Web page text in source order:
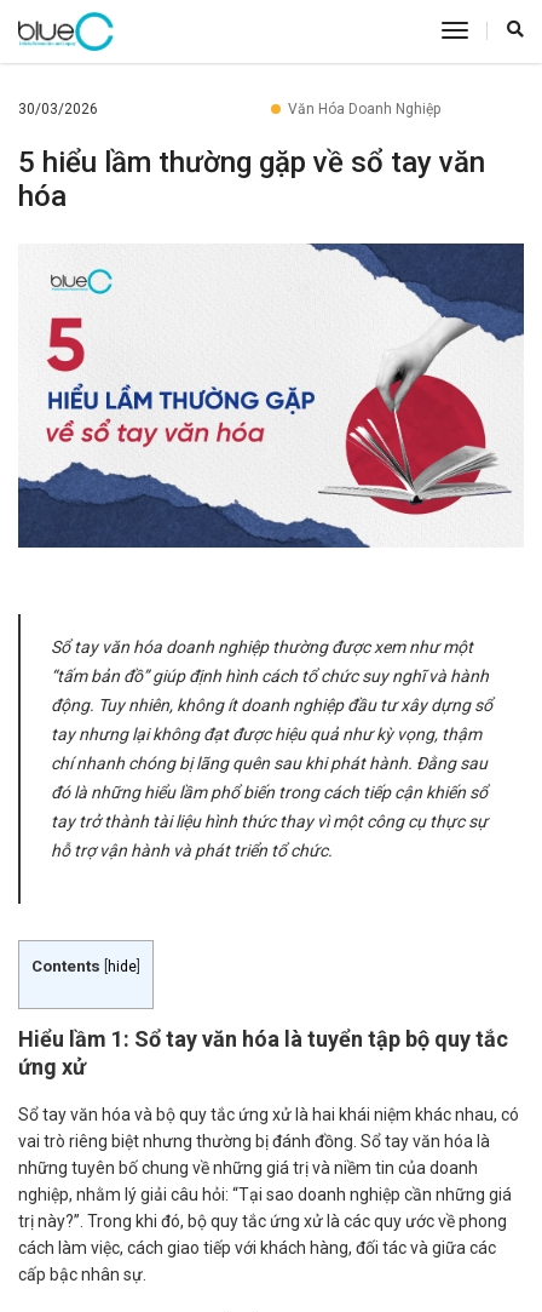
toggle
30/03/2026 Văn Hóa Doanh Nghiệp
5 hiểu lầm thường gặp về sổ tay văn
hóa
Sổ tay văn hóa doanh nghiệp thường được xem như một
“tấm bản đồ” giúp định hình cách tổ chức suy nghĩ và hành
động. Tuy nhiên, không ít doanh nghiệp đầu tư xây dựng sổ
tay nhưng lại không đạt được hiệu quả như kỳ vọng, thậm
chí nhanh chóng bị lãng quên sau khi phát hành. Đằng sau
đó là những hiểu lầm phổ biến trong cách tiếp cận khiến sổ
tay trở thành tài liệu hình thức thay vì một công cụ thực sự
hỗ trợ vận hành và phát triển tổ chức.
Contents hide
Hiểu lầm 1: Sổ tay văn hóa là tuyển tập bộ quy tắc
ứng xử
Sổ tay văn hóa và bộ quy tắc ứng xử là hai khái niệm khác nhau, có
vai trò riêng biệt nhưng thường bị đánh đồng. Sổ tay văn hóa là
những tuyên bố chung về những giá trị và niềm tin của doanh
nghiệp, nhằm lý giải câu hỏi: “Tại sao doanh nghiệp cần những giá
trị này?”. Trong khi đó, bộ quy tắc ứng xử là các quy ước về phong
cách làm việc, cách giao tiếp với khách hàng, đối tác và giữa các
cấp bậc nhân sự.